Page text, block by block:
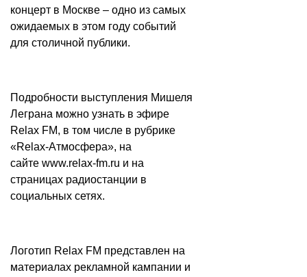
концерт в Москве – одно из самых
ожидаемых в этом году событий
для столичной публики.
Подробности выступления Мишеля
Леграна можно узнать в эфире
Relax FM, в том числе в рубрике
«Relax-Атмосфера», на
сайте www.relax-fm.ru и на
страницах радиостанции в
социальных сетях.
Логотип Relax FM представлен на
материалах рекламной кампании и